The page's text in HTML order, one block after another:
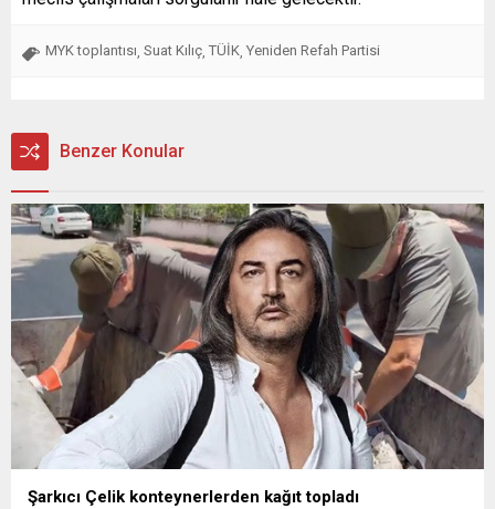
MYK toplantısı Suat Kılıç TÜİK Yeniden Refah Partisi
Benzer Konular
Şarkıcı Çelik konteynerlerden kağıt topladı